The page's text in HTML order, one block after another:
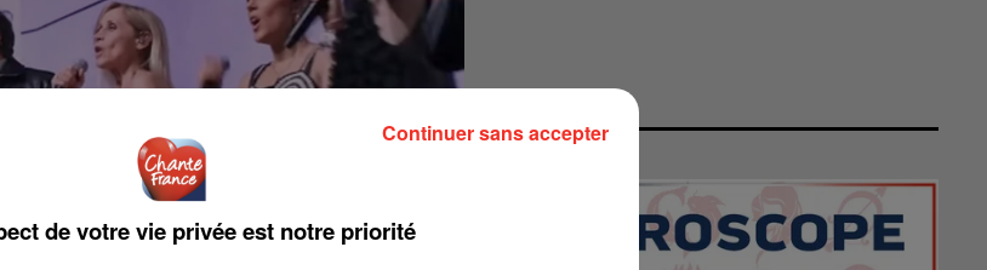
de votre vie privée est notre priorité
Continuer sans accepter